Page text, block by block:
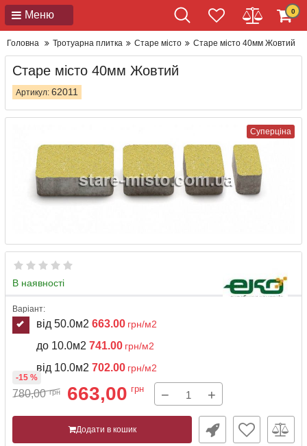
Меню 0
Головна Тротуарна плитка Старе місто Старе місто 40мм Жовтий
Старе місто 40мм Жовтий
Артикул: 62011
Суперціна
В наявності
Варіант:
від 50.0м2 663.00 грн/м2
до 10.0м2 741.00 грн/м2
від 10.0м2 702.00 грн/м2
780,00 грн 663,00 грн
-15 %
− +
Додати в кошик